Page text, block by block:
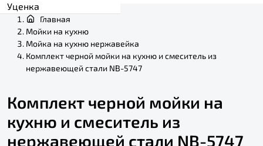
Уценка
Главная
Мойки на кухню
Мойка на кухню нержавейка
Комплект черной мойки на кухню и смеситель из
нержавеющей стали NB-5747
Комплект черной мойки на
кухню и смеситель из
нержавеющей стали NB-5747